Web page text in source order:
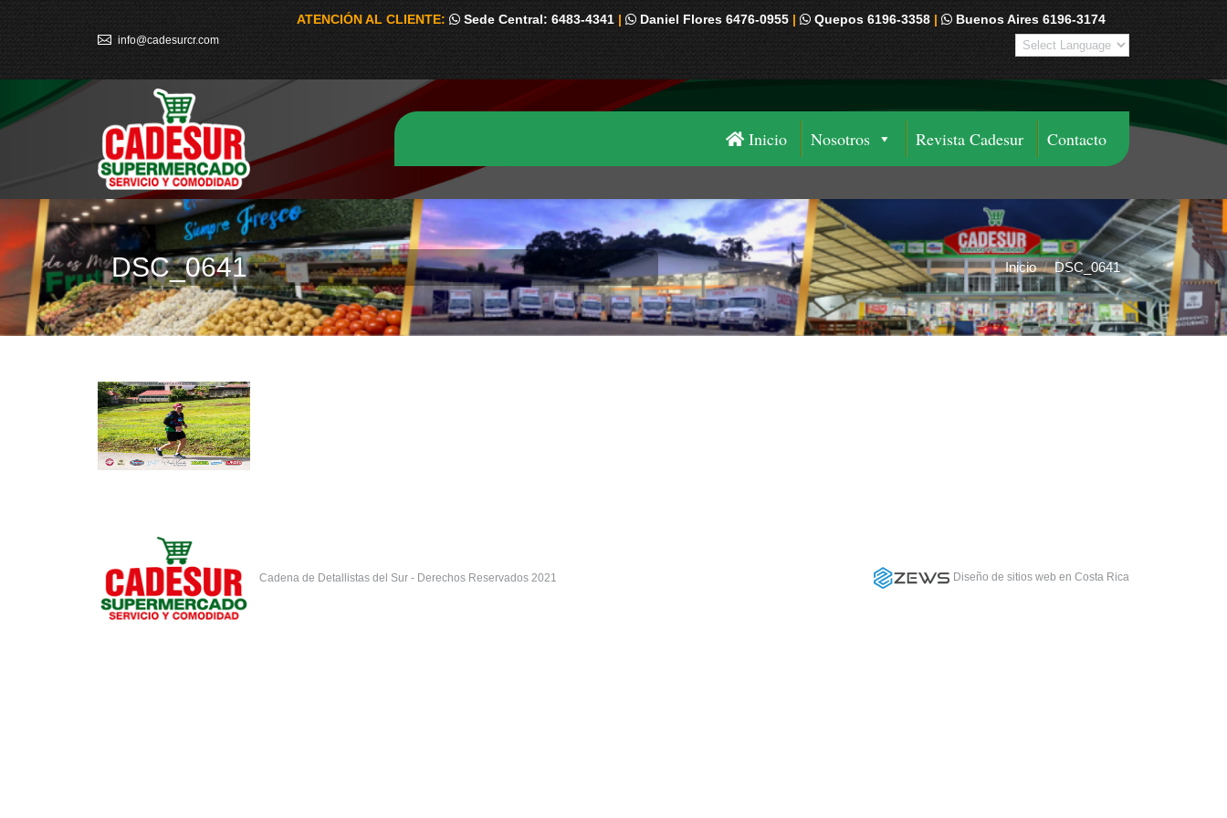
info@cadesurcr.com
ATENCIÓN AL CLIENTE: Sede Central: 6483-4341 | Daniel Flores 6476-0955 | Quepos 6196-3358 | Buenos Aires 6196-3174
Inicio Nosotros Revista Cadesur Contacto
DSC_0641 Estás aquí: Inicio DSC_0641
Cadena de Detallistas del Sur - Derechos Reservados 2021 Diseño de sitios web en Costa Rica